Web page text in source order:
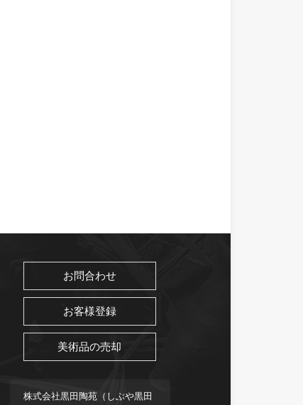
お問合わせ
お客様登録
美術品の売却
株式会社黒田陶苑（しぶや黒田